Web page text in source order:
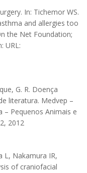
In: Tichemor WS.
and allergies too
the Net Foundation;
URL:
G. R. Doença
literatura. Medvep –
– Pequenos Animais e
2012
L, Nakamura IR,
of craniofacial